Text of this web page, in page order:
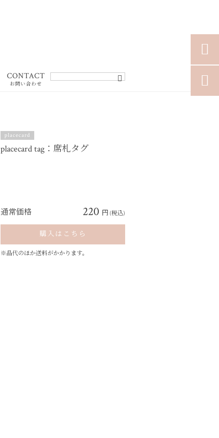
CONTACT
お問い合わせ
placecard
placecard tag：席札タグ
通常価格 220 円 (税込)
購入はこちら
※品代のほか送料がかかります。

